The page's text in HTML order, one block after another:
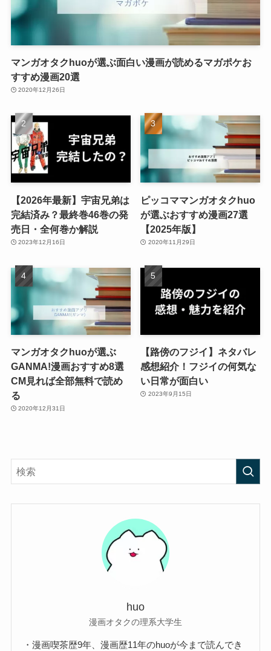
マンガオタクhuoが選ぶ面白い漫画が読めるマガポケお
すすめ漫画20選
2020年12月26日
【2026年最新】宇宙兄弟は
完結済み？最終巻46巻の発
売日・全何巻か解説
2023年12月16日
ピッコママンガオタクhuo
が選ぶおすすめ漫画27選
【2025年版】
2020年11月29日
マンガオタクhuoが選ぶ
GANMA!漫画おすすめ8選
CM見れば全部無料で読め
る
2020年12月31日
【路傍のフジイ】ネタバレ
感想紹介！フジイの何気な
い日常が面白い
2023年9月15日
huo
漫画オタクの理系大学生
・漫画喫茶歴9年、漫画歴11年のhuoが今まで読んでき